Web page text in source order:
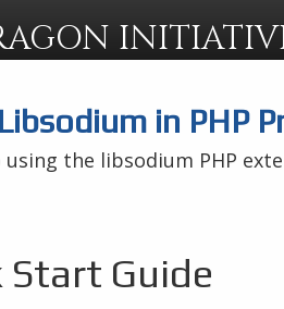
in PHP
using the libsodium PHP
Start Guide